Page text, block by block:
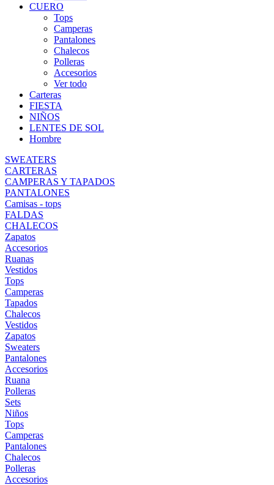
CUERO
Tops
Camperas
Pantalones
Chalecos
Polleras
Accesorios
Ver todo
Carteras
FIESTA
NIÑOS
LENTES DE SOL
Hombre
SWEATERS
CARTERAS
CAMPERAS Y TAPADOS
PANTALONES
Camisas - tops
FALDAS
CHALECOS
Zapatos
Accesorios
Ruanas
Vestidos
Tops
Camperas
Tapados
Chalecos
Vestidos
Zapatos
Sweaters
Pantalones
Accesorios
Ruana
Polleras
Sets
Niños
Tops
Camperas
Pantalones
Chalecos
Polleras
Accesorios